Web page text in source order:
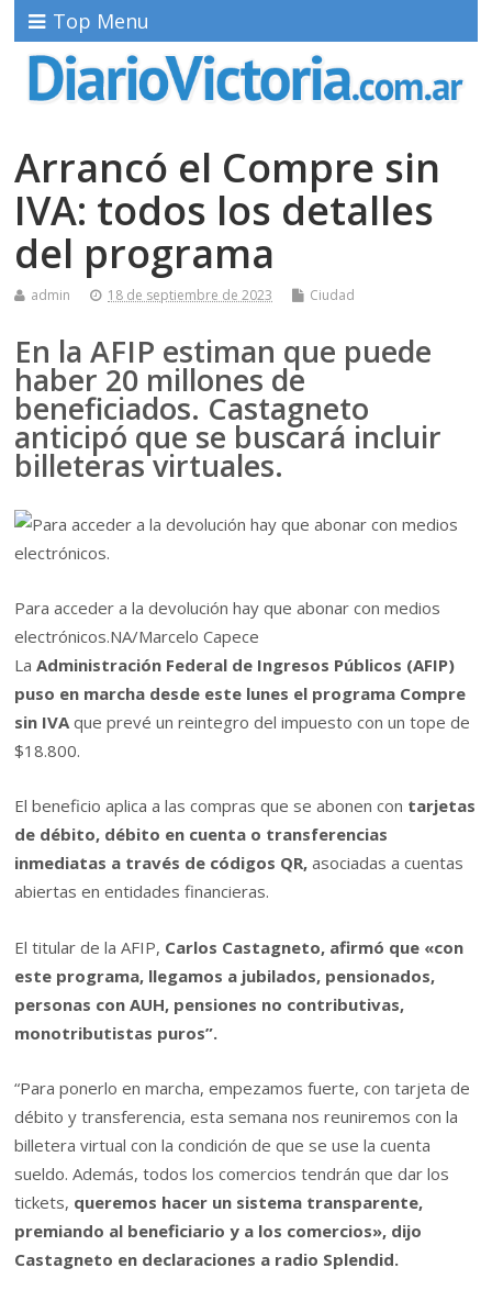
Top Menu
Arrancó el Compre sin
IVA: todos los detalles
del programa
admin 18 de septiembre de 2023 Ciudad
En la AFIP estiman que puede
haber 20 millones de
beneficiados. Castagneto
anticipó que se buscará incluir
billeteras virtuales.
Para acceder a la devolución hay que abonar con medios
electrónicos.NA/Marcelo Capece
LaAdministración Federal de Ingresos Públicos (AFIP)
puso en marcha desde este lunes el programa Compre
sin IVAque prevé un reintegro del impuesto con un tope de
$18.800.
El beneficio aplica a las compras que se abonen con tarjetas
de débito, débito en cuenta o transferencias
inmediatas a través de códigos QR, asociadas a cuentas
abiertas en entidades financieras.
El titular de la AFIP, Carlos Castagneto, afirmó que «con
este programa, llegamos a jubilados, pensionados,
personas con AUH, pensiones no contributivas,
monotributistas puros”.
“Para ponerlo en marcha, empezamos fuerte, con tarjeta de
débito y transferencia, esta semana nos reuniremos con la
billetera virtual con la condición de que se use la cuenta
sueldo. Además, todos los comercios tendrán que dar los
tickets, queremos hacer un sistema transparente,
premiando al beneficiario y a los comercios», dijo
Castagneto en declaraciones a radio Splendid.